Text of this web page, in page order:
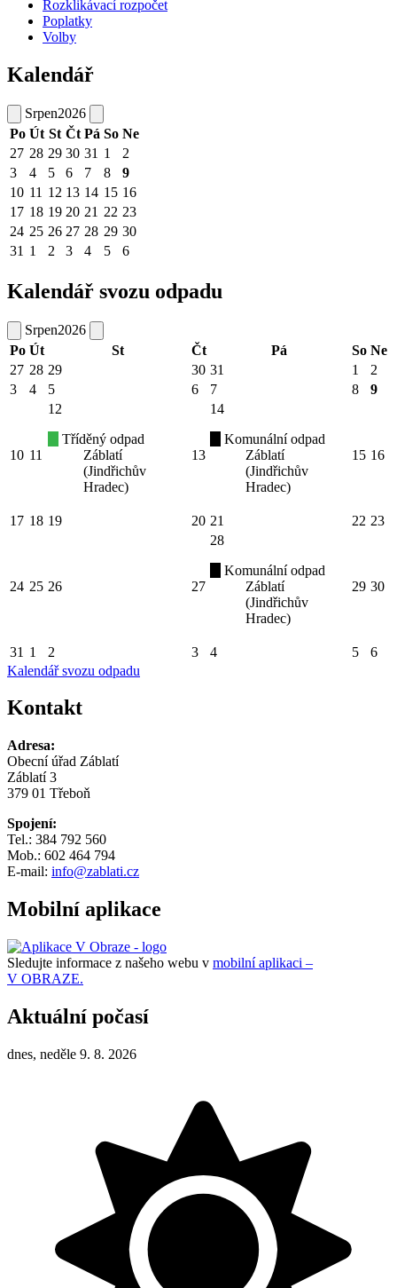
Rozklikávací rozpočet
Poplatky
Volby
Kalendář
Srpen2026
Po Út St Čt Pá So Ne
27 28 29 30 31 1
2
3
4 5 6 7 8
9
10 11 12 13 14 15 16
17 18 19 20 21 22 23
24 25 26 27 28 29 30
31 1 2 3 4 5 6
Kalendář svozu odpadu
Srpen2026
Po Út St Čt Pá So Ne
27 28 29 30 31 1
2
3
4 5 6 7 8 9
10 11
12
Tříděný odpad
Záblatí
(Jindřichův
Hradec)
13
14
Komunální odpad
Záblatí
(Jindřichův
Hradec)
15 16
17 18 19 20 21 22 23
24 25 26 27
28
Komunální odpad
Záblatí
(Jindřichův
Hradec)
29 30
31 1 2 3 4 5
6
Kalendář svozu odpadu
Kontakt
Adresa:
Obecní úřad Záblatí
Záblatí 3
379 01 Třeboň
Spojení:
Tel.: 384 792 560
Mob.: 602 464 794
E-mail: info@zablati.cz
Mobilní aplikace
Sledujte informace z našeho webu v mobilní aplikaci –
V OBRAZE.
Aktuální počasí
dnes, neděle 9. 8. 2026